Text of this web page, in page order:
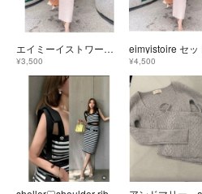
エイミーイストワール セットアップ
¥3,500 ¥4,500